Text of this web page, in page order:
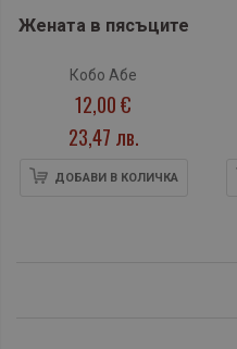
Жената в пясъците
Кобо Абе
12,00 €
23,47 лв.
ДОБАВИ В КОЛИЧКА